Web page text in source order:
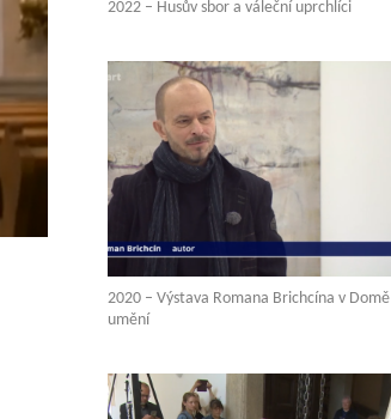
2022 – Husův sbor a váleční uprchlíci
2020 – Výstava Romana Brichcína v Domě
umění